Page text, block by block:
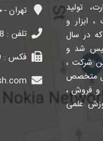
تولید
، ابزار و
در سال
شد و
شرکت ،
متخصص
و فروش ،
علمی
تهران -
تلفن :
فکس :